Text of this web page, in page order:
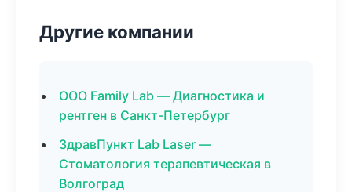
Другие компании
ООО Family Lab — Диагностика и
рентген в Санкт-Петербург
ЗдравПункт Lab Laser —
Стоматология терапевтическая в
Волгоград